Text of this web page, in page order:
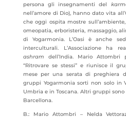
persona gli insegnamenti del
nell’amore di Dio), hanno dato vita
che oggi ospita mostre
omeopatia, erboristeria, massaggio,
di Yogarmonia. L’Oasi è anche
interculturali. L’Associazione ha
ashram dell’India. Mario Attombri
“Ritrovare se stessi” e riunisce il
mese per una serata di preghiera
gruppi Yogarmonia sorti non solo in
Umbria e in Toscana. Altri gruppi
Barcellona.
B.: Mario Attombri – Nelda